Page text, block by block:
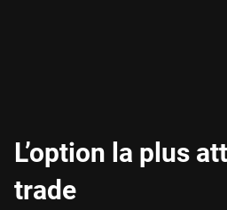
L’option la plus
trade